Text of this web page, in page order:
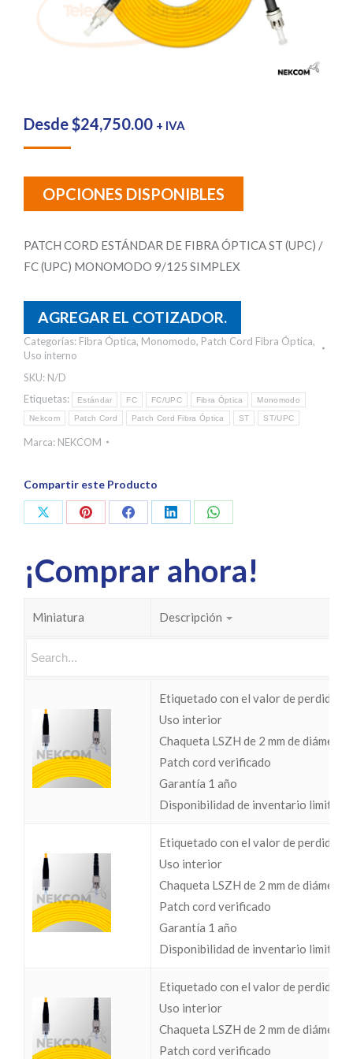
Desde $24,750.00 + IVA
OPCIONES DISPONIBLES
PATCH CORD ESTÁNDAR DE FIBRA ÓPTICA ST (UPC) /
FC (UPC) MONOMODO 9/125 SIMPLEX
AGREGAR EL COTIZADOR.
Categorías: Fibra Óptica, Monomodo, Patch Cord Fibra Óptica,
Uso interno
SKU: N/D
Etiquetas:
Estándar FC FC/UPC Fibra Óptica Monomodo
Nekcom Patch Cord Patch Cord Fibra Óptica ST ST/UPC
Marca: NEKCOM
Compartir este Producto
Share
X
Share
Pinterest
Share
Facebook
Share
LinkedIn
Share
WhatsApp
¡Comprar ahora!
Miniatura Descripción
Etiquetado con el valor de perdidas
Uso interior
Chaqueta LSZH de 2 mm de diámetro
Patch cord verificado
Garantía 1 año
Disponibilidad de inventario limitada
Etiquetado con el valor de perdidas
Uso interior
Chaqueta LSZH de 2 mm de diámetro
Patch cord verificado
Garantía 1 año
Disponibilidad de inventario limitada
Etiquetado con el valor de perdidas
Uso interior
Chaqueta LSZH de 2 mm de diámetro
Patch cord verificado